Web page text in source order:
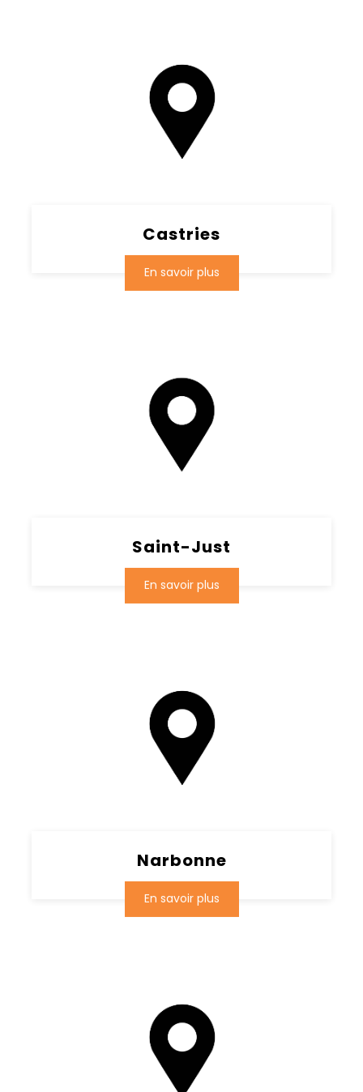
Castries
En savoir plus
Saint-Just
En savoir plus
Narbonne
En savoir plus